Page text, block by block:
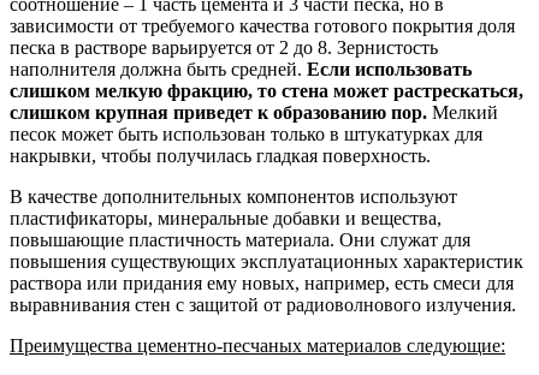
соотношение – 1 часть цемента и 3 части песка, но в
зависимости от требуемого качества готового покрытия доля
песка в растворе варьируется от 2 до 8. Зернистость
наполнителя должна быть средней. Если использовать
слишком мелкую фракцию, то стена может растрескаться,
слишком крупная приведет к образованию пор. Мелкий
песок может быть использован только в штукатурках для
накрывки, чтобы получилась гладкая поверхность.
В качестве дополнительных компонентов используют
пластификаторы, минеральные добавки и вещества,
повышающие пластичность материала. Они служат для
повышения существующих эксплуатационных характеристик
раствора или придания ему новых, например, есть смеси для
выравнивания стен с защитой от радиоволнового излучения.
Преимущества цементно-песчаных материалов следующие: